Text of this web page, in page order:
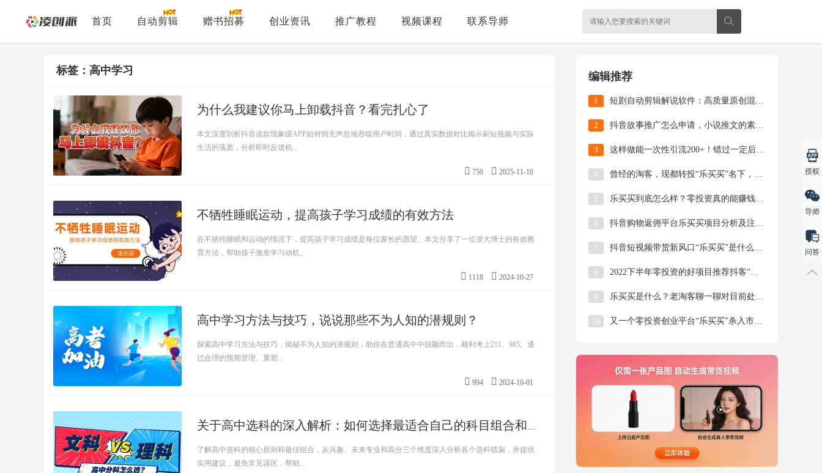
首页 自动剪辑 赠书招募 创业资讯 推广教程 视频课程 联系导师
标签：高中学习
为什么我建议你马上卸载抖音？看完扎心了
本文深度剖析抖音这款现象级APP如何悄无声息地吞噬用户时间，通过真实数据对比揭示刷短视频与实际
生活的落差，分析即时反馈机...
750 2025-11-10
不牺牲睡眠运动，提高孩子学习成绩的有效方法
在不牺牲睡眠和运动的情况下，提高孩子学习成绩是每位家长的愿望。本文分享了一位浙大博士的有效教
育方法，帮助孩子激发学习动机...
1118 2024-10-27
高中学习方法与技巧，说说那些不为人知的潜规则？
探索高中学习方法与技巧，揭秘不为人知的潜规则，助你在普通高中中脱颖而出，顺利考上211、985。通
过合理的预期管理、重塑...
994 2024-10-01
关于高中选科的深入解析：如何选择最适合自己的科目组合和职业规
了解高中选科的核心原则和最佳组合，从兴趣、未来专业和高分三个维度深入分析各个选科错漏，并提供
实用建议，避免常见误区，帮助...
编辑推荐
1 短剧自动剪辑解说软件：高质量原创混剪视频实操教程
2 抖音故事推广怎么申请，小说推文的素材哪里找？
3 这样做能一次性引流200+！错过一定后悔的公益赠书活动来啦！
4 曾经的淘客，现都转投“乐买买”名下，这就是时代的风口
5 乐买买到底怎么样？零投资真的能赚钱吗？
6 抖音购物返佣平台乐买买项目分析及注册使用教程
7 抖音短视频带货新风口“乐买买”是什么？一篇文章带你全了解
8 2022下半年零投资的好项目推荐抖客“乐买买”平台
9 乐买买是什么？老淘客聊一聊对目前处于风口的乐买买项目的看法！
10 又一个零投资创业平台“乐买买”杀入市场了
授权
导师
问答